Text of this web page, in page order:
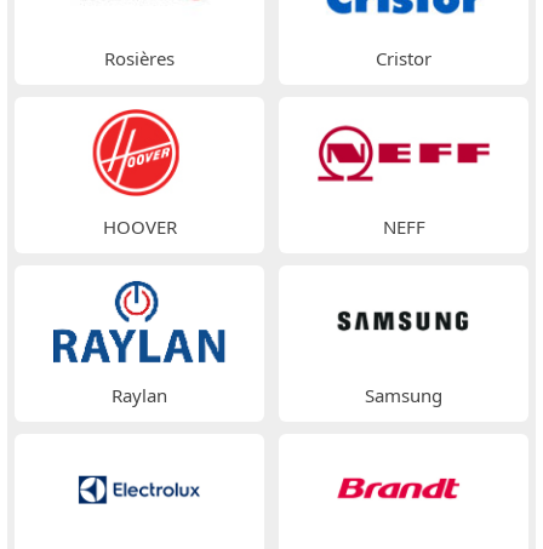
Rosières Cristor
HOOVER NEFF
Raylan Samsung